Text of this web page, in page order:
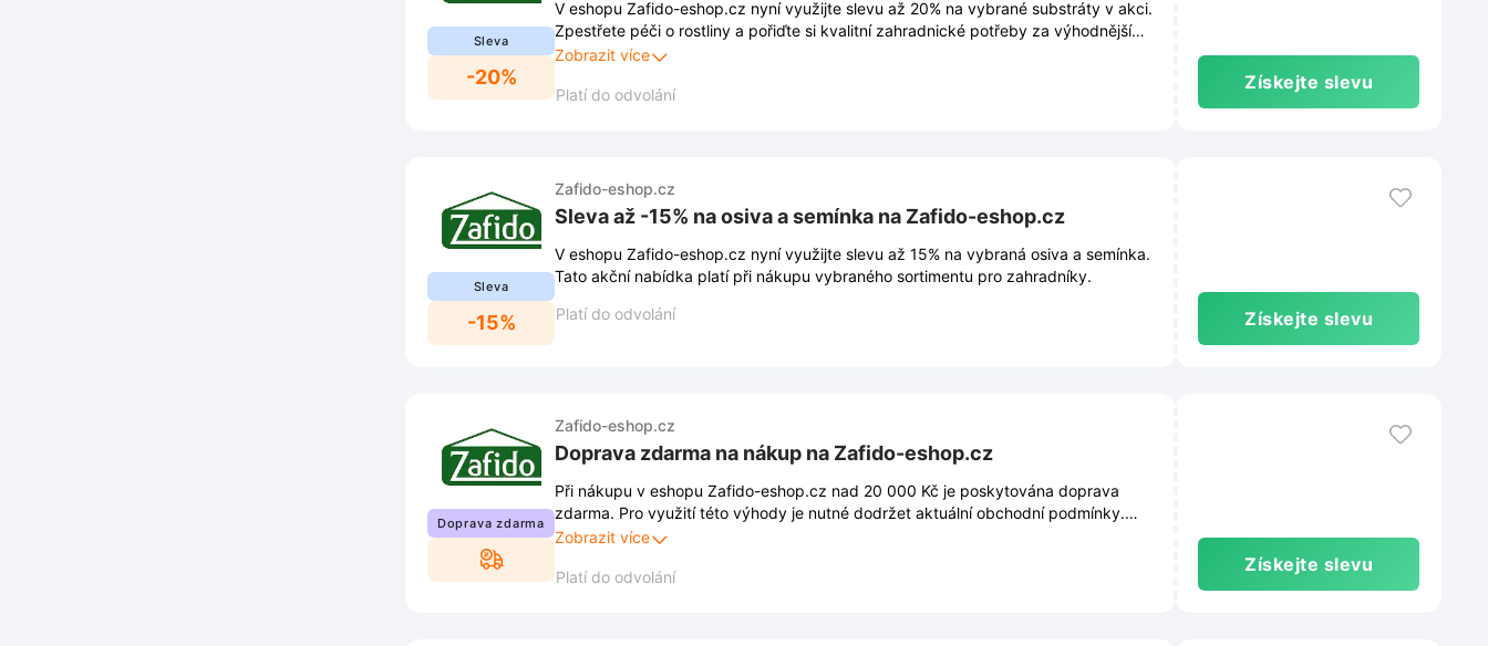
Sleva
-20%
V eshopu Zafido-eshop.cz nyní využijte slevu až 20% na vybrané substráty v akci.
Zpestřete péči o rostliny a pořiďte si kvalitní zahradnické potřeby za výhodnější
ceny.
Zobrazit více
Platí do odvolání
Získejte slevu
Sleva
-15%
Zafido-eshop.cz
Sleva až -15% na osiva a semínka na Zafido-eshop.cz
V eshopu Zafido-eshop.cz nyní využijte slevu až 15% na vybraná osiva a semínka.
Tato akční nabídka platí při nákupu vybraného sortimentu pro zahradníky.
Platí do odvolání
Získejte slevu
Doprava zdarma
Zafido-eshop.cz
Doprava zdarma na nákup na Zafido-eshop.cz
Při nákupu v eshopu Zafido-eshop.cz nad 20 000 Kč je poskytována doprava
zdarma. Pro využití této výhody je nutné dodržet aktuální obchodní podmínky.
Kompletní pravidla jsou k dispozici na webových stránkách a podléhají průběžným
Zobrazit více
Platí do odvolání
Získejte slevu